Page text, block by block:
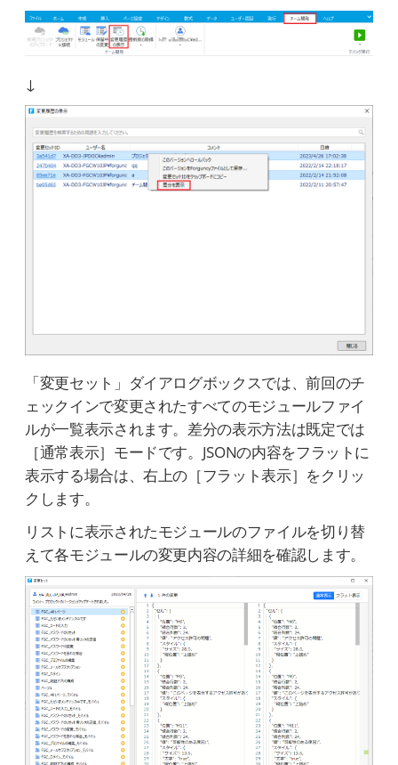
↓
「変更セット」ダイアログボックスでは、前回のチ
ェックインで変更されたすべてのモジュールファイ
ルが一覧表示されます。差分の表示方法は既定では
［通常表示］モードです。JSONの内容をフラットに
表示する場合は、右上の［フラット表示］をクリッ
クします。
リストに表示されたモジュールのファイルを切り替
えて各モジュールの変更内容の詳細を確認します。